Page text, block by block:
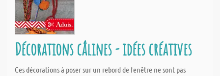
Décorations câlines - idées créatives
Ces décorations à poser sur un rebord de fenêtre ne sont pas